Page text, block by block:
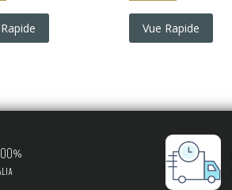
Vue Rapide